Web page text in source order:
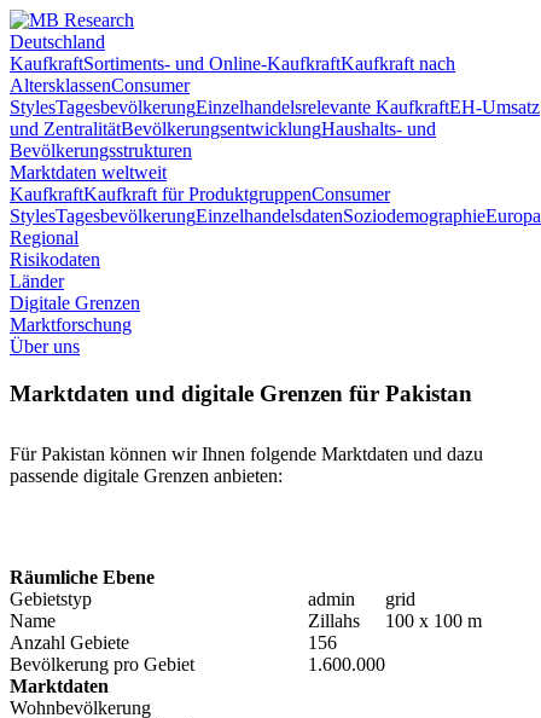
Deutschland
KaufkraftSortiments- und Online-KaufkraftKaufkraft nach
AltersklassenConsumer
StylesTagesbevölkerungEinzelhandelsrelevante KaufkraftEH-Umsatz
und ZentralitätBevölkerungsentwicklungHaushalts- und
Bevölkerungsstrukturen
Marktdaten weltweit
KaufkraftKaufkraft für ProduktgruppenConsumer
StylesTagesbevölkerungEinzelhandelsdatenSoziodemographieEuropa
Regional
Risikodaten
Länder
Digitale Grenzen
Marktforschung
Über uns
Marktdaten und digitale Grenzen für Pakistan
Für Pakistan können wir Ihnen folgende Marktdaten und dazu
passende digitale Grenzen anbieten:
Räumliche Ebene
Gebietstyp
admin
grid
Name
Zillahs
100 x 100 m
Anzahl Gebiete
156
Bevölkerung pro Gebiet
1.600.000
Marktdaten
Wohnbevölkerung